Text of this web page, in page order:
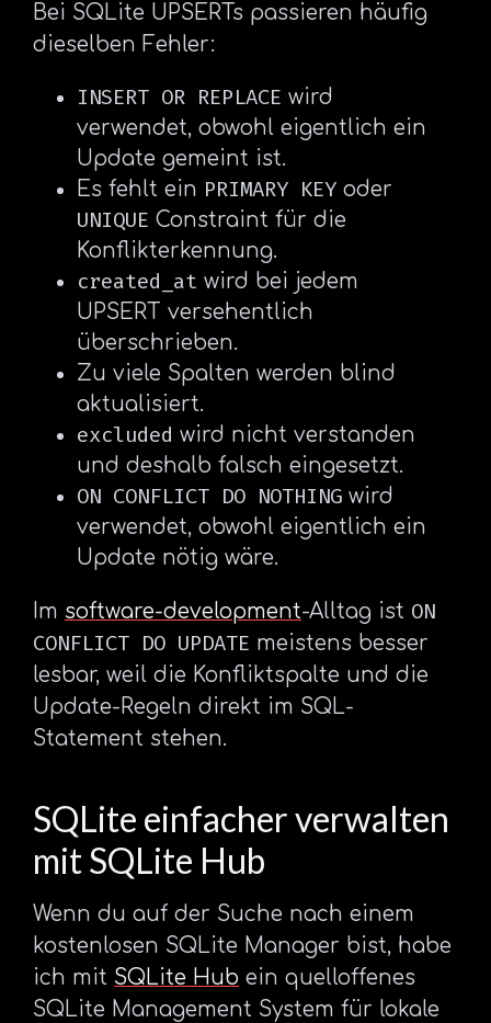
Bei SQLite UPSERTs passieren häufig
dieselben Fehler:
INSERT OR REPLACE wird
verwendet, obwohl eigentlich ein
Update gemeint ist.
Es fehlt ein PRIMARY KEY oder
UNIQUE Constraint für die
Konflikterkennung.
created_at wird bei jedem
UPSERT versehentlich
überschrieben.
Zu viele Spalten werden blind
aktualisiert.
excluded wird nicht verstanden
und deshalb falsch eingesetzt.
ON CONFLICT DO NOTHING wird
verwendet, obwohl eigentlich ein
Update nötig wäre.
Im software-development-Alltag ist ON
CONFLICT DO UPDATE meistens besser
lesbar, weil die Konfliktspalte und die
Update-Regeln direkt im SQL-
Statement stehen.
SQLite einfacher verwalten
mit SQLite Hub
Wenn du auf der Suche nach einem
kostenlosen SQLite Manager bist, habe
ich mit SQLite Hub ein quelloffenes
SQLite Management System für lokale